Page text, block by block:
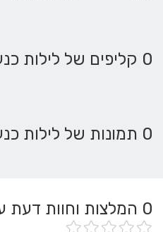
0 קליפים של לילות כנען
0 תמונות של לילות כנען
0 המלצות וחוות דעת